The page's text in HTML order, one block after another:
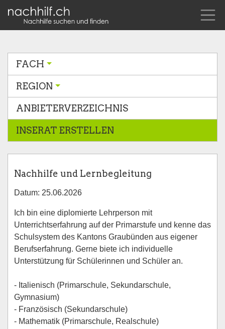
FACH
REGION
ANBIETERVERZEICHNIS
INSERAT ERSTELLEN
Nachhilfe und Lernbegleitung
Datum: 25.06.2026
Ich bin eine diplomierte Lehrperson mit
Unterrichtserfahrung auf der Primarstufe und kenne das
Schulsystem des Kantons Graubünden aus eigener
Berufserfahrung. Gerne biete ich individuelle
Unterstützung für Schülerinnen und Schüler an.
- Italienisch (Primarschule, Sekundarschule,
Gymnasium)
- Französisch (Sekundarschule)
- Mathematik (Primarschule, Realschule)